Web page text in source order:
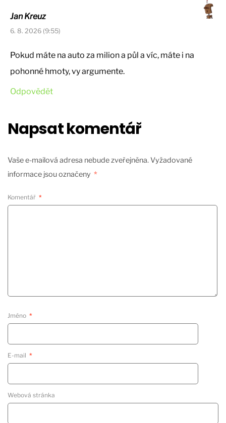
Jan Kreuz
6. 8. 2026 (9:55)
Pokud máte na auto za milion a půl a víc, máte i na
pohonné hmoty, vy argumente.
Odpovědět
Napsat komentář
Vaše e-mailová adresa nebude zveřejněna.Vyžadované
informace jsou označeny *
Komentář *
Jméno *
E-mail *
Webová stránka